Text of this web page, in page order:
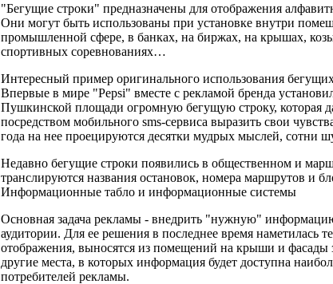
"Бегущие строки" предназначены для отображения
Они могут быть использованы при установке внутри
промышленной сфере, в банках, на биржах, на крышах,
спортивных соревнованиях…
Интересный пример оригинального использования
Впервые в мире "Pepsi" вместе с рекламой бренда
Пушкинской площади огромную бегущую строку, которая
посредством мобильного sms-сервиса выразить свои
года на нее проецируются десятки мудрых мыслей, сотни
Недавно бегущие строки появились в общественном и
транслируются названия остановок, номера маршрутов и
Информационные табло и информационные системы
Основная задача рекламы - внедрить "нужную"
аудитории. Для ее решения в последнее время наметилась
отображения, выносятся из помещений на крыши и
другие места, в которых информация будет доступна
потребителей рекламы.